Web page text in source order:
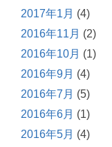
2017年1月 (4)
2016年11月 (2)
2016年10月 (1)
2016年9月 (4)
2016年7月 (5)
2016年6月 (1)
2016年5月 (4)